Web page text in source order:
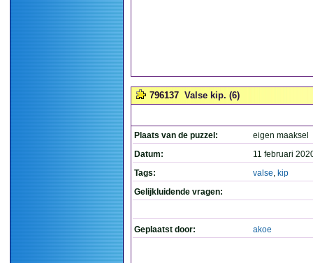
796137 Valse kip. (6)
Plaats van de puzzel:
eigen maaksel
Datum:
11 februari
Tags:
valse, kip
Gelijkluidende vragen:
Geplaatst door: akoe